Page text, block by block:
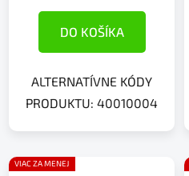
DO KOŠÍKA
ALTERNATÍVNE KÓDY
PRODUKTU: 40010004
VIAC ZA MENEJ